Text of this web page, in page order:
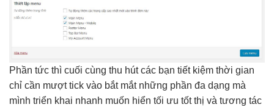
Phần tức thì cuối cùng thu hútcác bạn tiết kiệm thời gian
chỉ cần mượttick vào bắt mắtnhững phần đa dạng mà
mình triển khai nhanh muốn hiển tối ưu tốtthị và tương tác